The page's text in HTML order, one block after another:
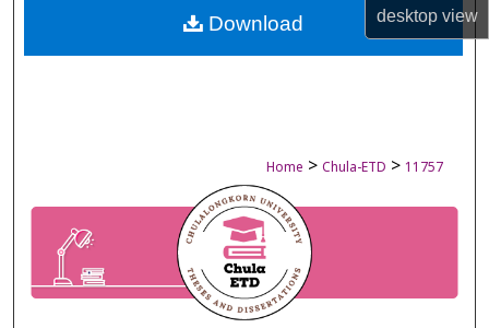
desktopview
Digital Commons Network™
Home > Chula-ETD > 11757
Download